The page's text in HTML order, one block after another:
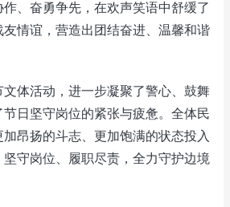
、奋勇争先，在欢声笑语中舒缓了
情谊，营造出团结奋进、温馨和谐
活动，进一步凝聚了警心、鼓舞
日坚守岗位的紧张与疲惫。全体民
昂扬的斗志、更加饱满的状态投入
守岗位、履职尽责，全力守护边境